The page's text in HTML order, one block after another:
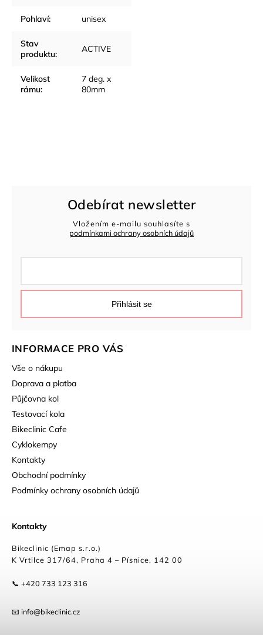
Pohlaví: unisex
Stav
produktu: ACTIVE
Velikost
rámu:
7 deg. x
80mm
INFORMACE PRO VÁS
Vše o nákupu
Doprava a platba
Půjčovna kol
Testovací kola
Bikeclinic Cafe
Cyklokempy
Kontakty
Obchodní podmínky
Podmínky ochrany osobních údajů
Kontakty
Bikeclinic (Emap s.r.o.)
K Vrtilce 317/64, Praha 4 – Písnice, 142 00
📞 +420 733 123 316
📧 info@bikeclinic.cz
Odebírat newsletter
Vložením e-mailu souhlasíte s
podmínkami ochrany osobních údajů
Přihlásit se